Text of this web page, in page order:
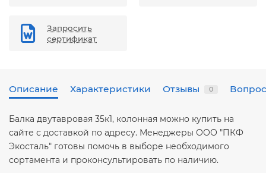
Запросить
сертификат
Описание Характеристики Отзывы 0
Балка двутавровая 35к1, колонная можно купить на
сайте с доставкой по адресу. Менеджеры ООО "ПКФ
Экосталь" готовы помочь в выборе необходимого
сортамента и проконсультировать по наличию.